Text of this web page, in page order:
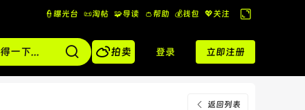
👮曝光台 📜淘帖 🧩导读 👛帮助 💰️钱包 💖关注
换
到
宽
版
拍卖 登录 立即注册
返回列表